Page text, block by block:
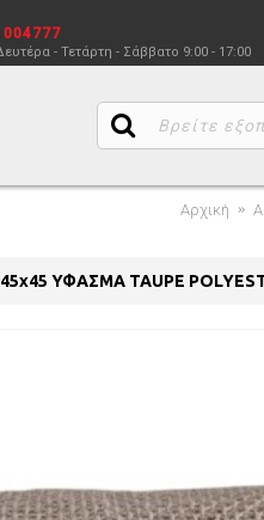
- Τετάρτη - Σάββατο 9:00 - 17:00
Αρχική
ΥΦΑΣΜΑ TAUPE